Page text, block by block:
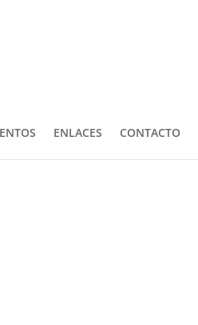
ENLACES CONTACTO